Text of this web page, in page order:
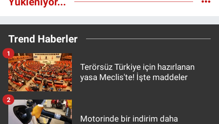
Trend Haberler
Terörsüz Türkiye için hazırlanan
yasa Meclis'te! İşte maddeler
1
Motorinde bir indirim daha
2